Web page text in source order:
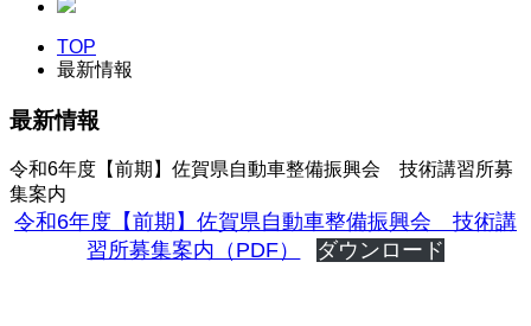
TOP
最新情報
最新情報
令和6年度【前期】佐賀県自動車整備振興会 技術講習所募
集案内
令和6年度【前期】佐賀県自動車整備振興会 技術講
習所募集案内（PDF）
ダウンロード